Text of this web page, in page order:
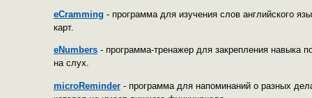
eCramming - программа для изучения слов английского
карт.
eNumbers- программа-тренажер для закрепления навыка
на слух.
microReminder- программа для напоминаний о разных